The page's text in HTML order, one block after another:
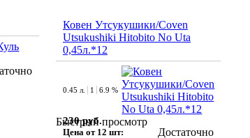
Ковен Утсукушики/Coven
Utsukushiki Hitobito No Uta
0,45л.*12
Быстрый просмотр
0.45 л. 1 6.9 %
230 руб.
Цена от 12 шт: Достаточно